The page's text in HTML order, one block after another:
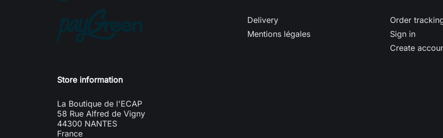
Delivery
Mentions légales
Order
Sign in
Create
Store information
La Boutique de l'ECAP
58 Rue Alfred de Vigny
44300 NANTES
France